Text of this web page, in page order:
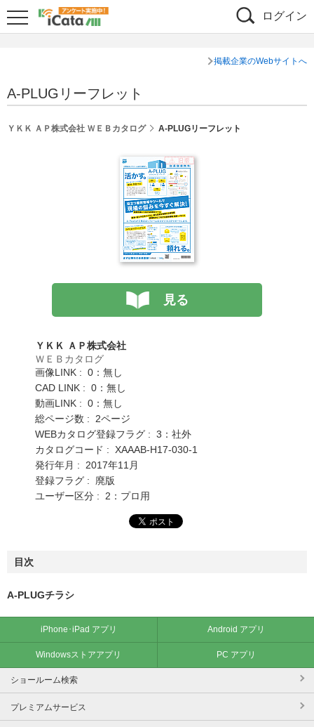
ログイン
掲載企業のWebサイトへ
A-PLUGリーフレット
ＹＫＫ ＡＰ株式会社 ＷＥＢカタログ A-PLUGリーフレット
見る
ＹＫＫ ＡＰ株式会社
ＷＥＢカタログ
画像LINK : 0：無し
CAD LINK : 0：無し
動画LINK : 0：無し
総ページ数 : 2ページ
WEBカタログ登録フラグ : 3：社外
カタログコード : XAAAB-H17-030-1
発行年月 : 2017年11月
登録フラグ : 廃版
ユーザー区分 : 2：プロ用
目次
A-PLUGチラシ
iPhone･iPad アプリ Android アプリ
Windowsストアアプリ PC アプリ
ショールーム検索
プレミアムサービス